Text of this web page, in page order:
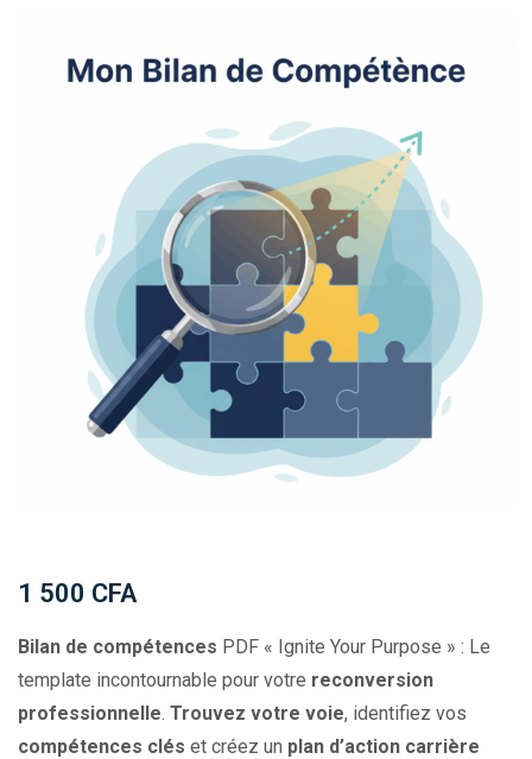
1 500 CFA
Bilan de compétences PDF « Ignite Your Purpose » : Le
template incontournable pour votre reconversion
professionnelle. Trouvez votre voie, identifiez vos
compétences clés et créez un plan d’action carrière